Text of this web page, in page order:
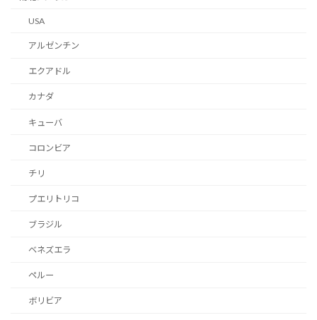
USA
アルゼンチン
エクアドル
カナダ
キューバ
コロンビア
チリ
プエリトリコ
ブラジル
ベネズエラ
ペルー
ボリビア